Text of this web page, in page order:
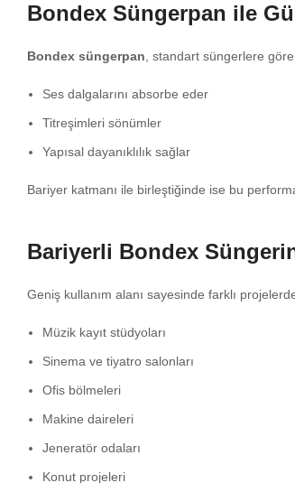
Bondex Süngerpan ile
Bondex süngerpan , standart süngerlere
Ses dalgalarını absorbe eder
Titreşimleri sönümler
Yapısal dayanıklılık sağlar
Bariyer katmanı ile birleştiğinde ise bu
Bariyerli Bondex
Geniş kullanım alanı sayesinde farklı
Müzik kayıt stüdyoları
Sinema ve tiyatro salonları
Ofis bölmeleri
Makine daireleri
Jeneratör odaları
Konut projeleri